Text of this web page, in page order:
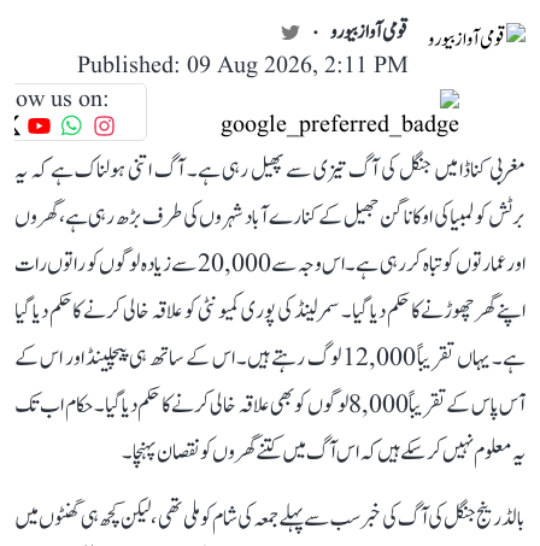
قومی آواز بیورو
Published: 09 Aug 2026, 2:11 PM
us on:
مغربی کناڈا میں جنگل کی آگ تیزی سے پھیل رہی ہے۔ آگ اتنی ہولناک ہے کہ یہ
برٹش کولمبیا کی اوکاناگن جھیل کے کنارے آباد شہروں کی طرف بڑھ رہی ہے، گھروں
اور عمارتوں کو تباہ کر رہی ہے۔ اس وجہ سے 20,000 سے زیادہ لوگوں کو راتوں رات
اپنے گھر چھوڑنے کا حکم دیا گیا۔ سمرلینڈ کی پوری کمیونٹی کو علاقہ خالی کرنے کا حکم دیا گیا
ہے۔ یہاں تقریباً 12,000 لوگ رہتے ہیں۔ اس کے ساتھ ہی پیچلینڈ اور اس کے
آس پاس کے تقریباً 8,000 لوگوں کو بھی علاقہ خالی کرنے کا حکم دیا گیا۔ حکام اب تک
یہ معلوم نہیں کر سکے ہیں کہ اس آگ میں کتنے گھروں کو نقصان پہنچا۔
بالڈ رینج جنگل کی آگ کی خبر سب سے پہلے جمعہ کی شام کو ملی تھی، لیکن کچھ ہی گھنٹوں میں